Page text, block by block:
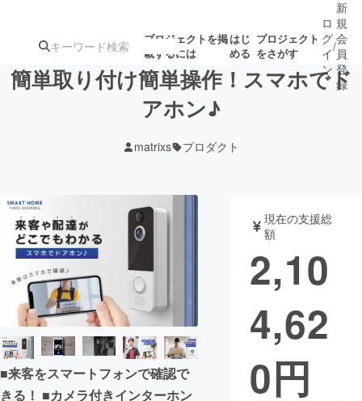
プロジェクトを掲
載するには
はじ
める
プロジェクト
をさがす
注目の新着プロ
ジェクト
ロジェクト
アート・写真 音楽
テクノロジー・ガジェット ゲーム・サ
映像・映画
ビジネス・起業
まちづくり・地域活性化
ロ
グ
イ
ン
/
新
規
会
員
登
録
簡単取り付け簡単操作！スマホでド
アホン♪
matrixs プロダクト
■来客をスマートフォンで確認で
きる！ ■カメラ付きインターホン
現在の支援総
額
2,10
4,62
0円